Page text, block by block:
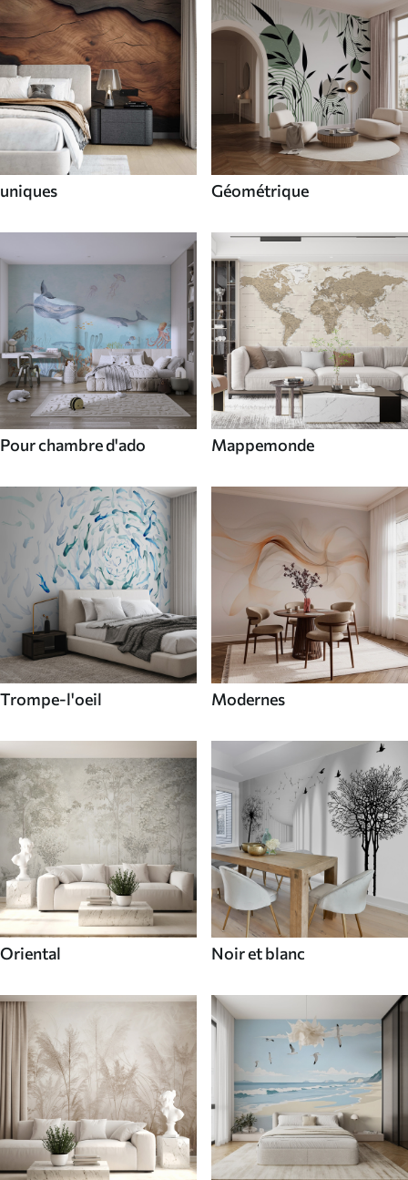
uniques Géométrique
Pour chambre d'ado Mappemonde
Trompe-l'oeil Modernes
Oriental Noir et blanc